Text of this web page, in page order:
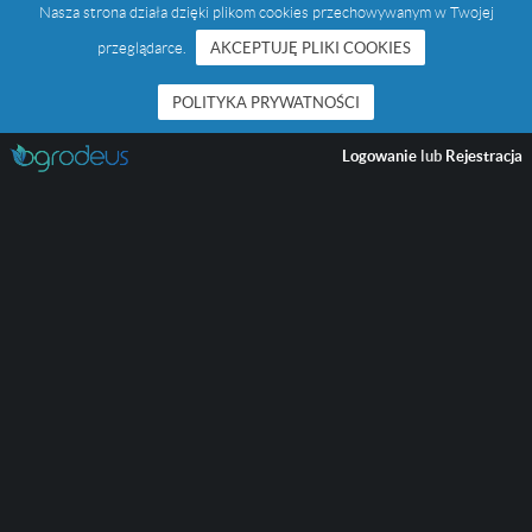
Nasza strona działa dzięki plikom cookies przechowywanym w Twojej
przeglądarce.
AKCEPTUJĘ PLIKI COOKIES
POLITYKA PRYWATNOŚCI
Logowanie lub Rejestracja